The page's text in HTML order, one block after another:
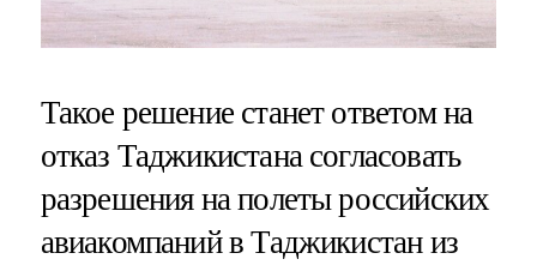
Такое решение станет ответом на
отказ Таджикистана согласовать
разрешения на полеты российских
авиакомпаний в Таджикистан из